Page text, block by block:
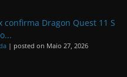
confirma Dragon Quest 11 S
| posted on Maio 27, 2026